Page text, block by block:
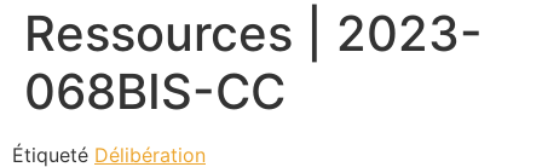
Ressources | 2023-
068BIS-CC
Étiqueté Délibération